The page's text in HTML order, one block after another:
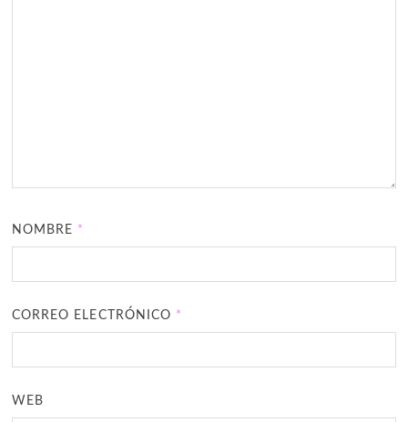
NOMBRE *
CORREO ELECTRÓNICO *
WEB